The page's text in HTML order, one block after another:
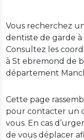
Vous recherchez
dentiste de garde
Consultez les
à St ebremond de
département
Cette page
pour contacter un
vous. En cas
de vous déplacer